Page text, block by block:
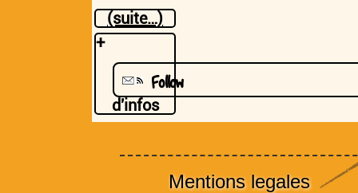
(suite…)
Follow
+
d'infos
Mentions legales